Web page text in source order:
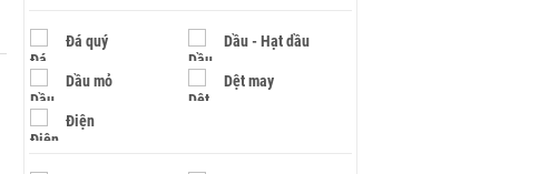
Đá quý Dầu - Hạt dầu
Dầu mỏ Dệt may
Điện